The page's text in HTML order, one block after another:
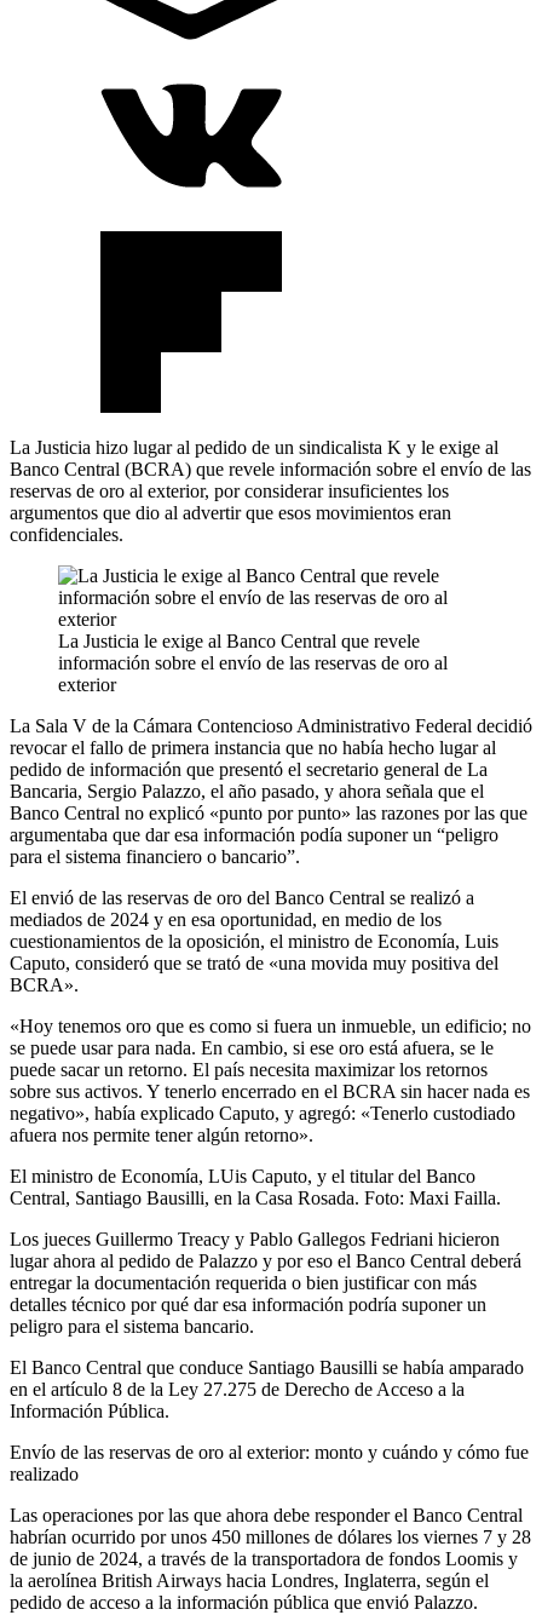
La Justicia hizo lugar al pedido de un sindicalista K y le exige al
Banco Central (BCRA) que revele información sobre el envío de las
reservas de oro al exterior, por considerar insuficientes los
argumentos que dio al advertir que esos movimientos eran
confidenciales.
La Justicia le exige al Banco Central que revele
información sobre el envío de las reservas de oro al
exterior
La Sala V de la Cámara Contencioso Administrativo Federal decidió
revocar el fallo de primera instancia que no había hecho lugar al
pedido de información que presentó el secretario general de La
Bancaria, Sergio Palazzo, el año pasado, y ahora señala que el
Banco Central no explicó «punto por punto» las razones por las que
argumentaba que dar esa información podía suponer un “peligro
para el sistema financiero o bancario”.
El envió de las reservas de oro del Banco Central se realizó a
mediados de 2024 y en esa oportunidad, en medio de los
cuestionamientos de la oposición, el ministro de Economía, Luis
Caputo, consideró que se trató de «una movida muy positiva del
BCRA».
«Hoy tenemos oro que es como si fuera un inmueble, un edificio; no
se puede usar para nada. En cambio, si ese oro está afuera, se le
puede sacar un retorno. El país necesita maximizar los retornos
sobre sus activos. Y tenerlo encerrado en el BCRA sin hacer nada es
negativo», había explicado Caputo, y agregó: «Tenerlo custodiado
afuera nos permite tener algún retorno».
El ministro de Economía, LUis Caputo, y el titular del Banco
Central, Santiago Bausilli, en la Casa Rosada. Foto: Maxi Failla.
Los jueces Guillermo Treacy y Pablo Gallegos Fedriani hicieron
lugar ahora al pedido de Palazzo y por eso el Banco Central deberá
entregar la documentación requerida o bien justificar con más
detalles técnico por qué dar esa información podría suponer un
peligro para el sistema bancario.
El Banco Central que conduce Santiago Bausilli se había amparado
en el artículo 8 de la Ley 27.275 de Derecho de Acceso a la
Información Pública.
Envío de las reservas de oro al exterior: monto y cuándo y cómo fue
realizado
Las operaciones por las que ahora debe responder el Banco Central
habrían ocurrido por unos 450 millones de dólares los viernes 7 y 28
de junio de 2024, a través de la transportadora de fondos Loomis y
la aerolínea British Airways hacia Londres, Inglaterra, según el
pedido de acceso a la información pública que envió Palazzo.